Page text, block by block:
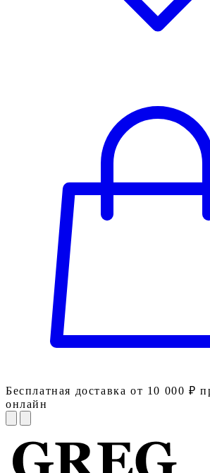
Бесплатная доставка от 10 000 ₽
онлайн